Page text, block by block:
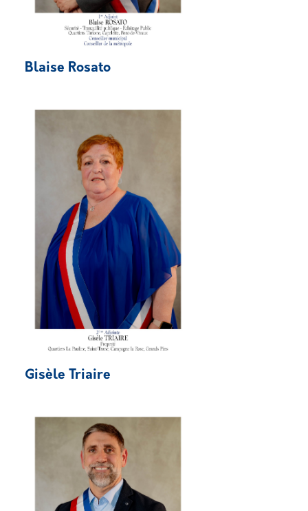
Blaise Rosato
Gisèle Triaire